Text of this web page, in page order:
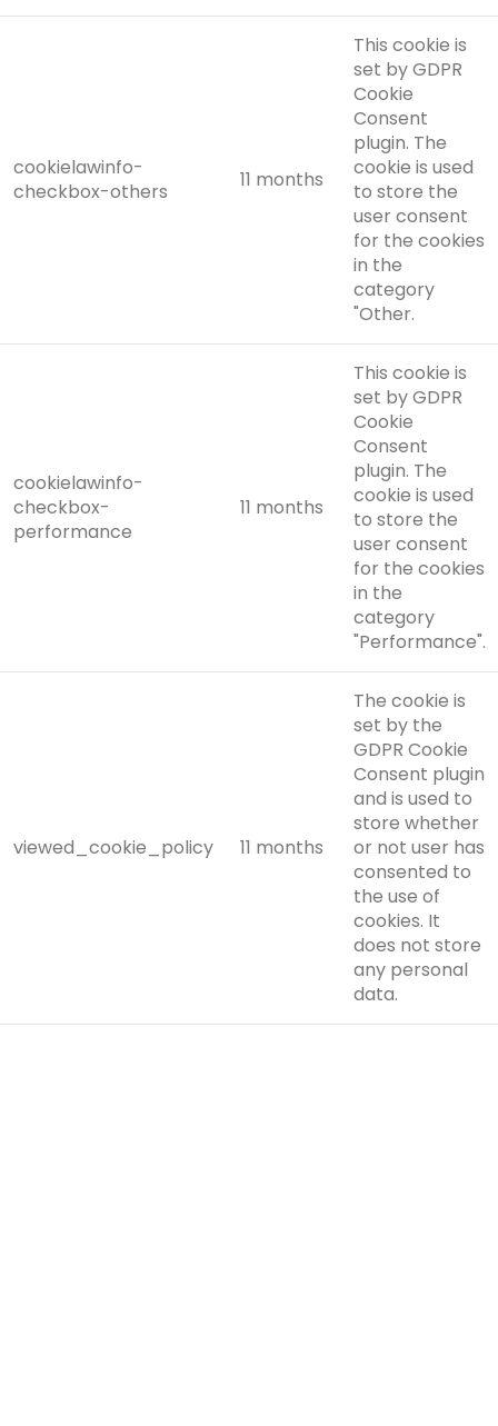
cookielawinfo-
checkbox-others
11 months
This cookie is
set by GDPR
Cookie
Consent
plugin. The
cookie is used
to store the
user consent
for the cookies
in the
category
"Other.
cookielawinfo-
checkbox-
performance
11 months
This cookie is
set by GDPR
Cookie
Consent
plugin. The
cookie is used
to store the
user consent
for the cookies
in the
category
"Performance".
viewed_cookie_policy 11 months
The cookie is
set by the
GDPR Cookie
Consent plugin
and is used to
store whether
or not user has
consented to
the use of
cookies. It
does not store
any personal
data.